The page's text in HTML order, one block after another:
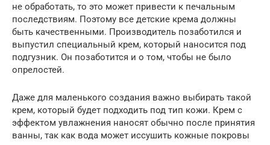
не обработать, то это может привести к печальным
последствиям. Поэтому все детские крема должны
быть качественными. Производитель позаботился и
выпустил специальный крем, который наносится под
подгузник. Он позаботится и о том, чтобы не было
опрелостей.
Даже для маленького создания важно выбирать такой
крем, который будет подходить под тип кожи. Крем с
эффектом увлажнения наносят обычно после принятия
ванны, так как вода может иссушить кожные покровы